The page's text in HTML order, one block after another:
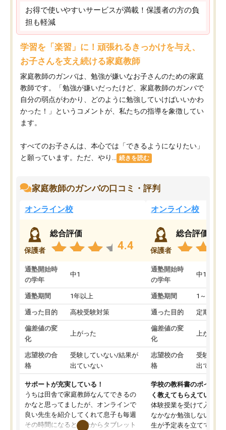
お得で使いやすいサービスが満載！保護者の方の負
担も軽減
学習を「楽習」に！頑張れるきっかけを与え、
お子さんを支え続ける家庭教師
家庭教師のガンバは、勉強が嫌いなお子さんのための家庭
教師です。「勉強が嫌いだったけど、家庭教師のガンバで
自分の弱点がわかり、どのように勉強していけばいいかわ
かった！」というコメントが、私たちの指導を象徴してい
ます。
すべてのお子さんは、本心では「できるようになりたい」
と願っています。ただ、やり...
続きを読む
家庭教師のガンバの口コミ・評判
オンライン校
保護者
総合評価
4.4
通塾開始時
の学年
中1
通塾期間 1年以上
通った目的 高校受験対策
偏差値の変
化
上がった
志望校の合
格
受験していない/結果が
出ていない
サポートが充実している！
うちは田舎で家庭教師なんてできるの
かなと思ってましたが、オンラインで
良い先生を紹介してくれて息子も毎週
その時間になると自分からタブレット
オンライン校
保護者
総合評価
通塾開始時
の学年
中1
通塾期間 1～3ヵ月
通った目的 定期テス
偏差値の変
化
上がった
志望校の合
格
受験して
出ていな
学校の教科書のポイント
く教えてもらえている
体験授業を受けて入塾し
なかなか勉強しない息子
生が予定表を立ててくれ